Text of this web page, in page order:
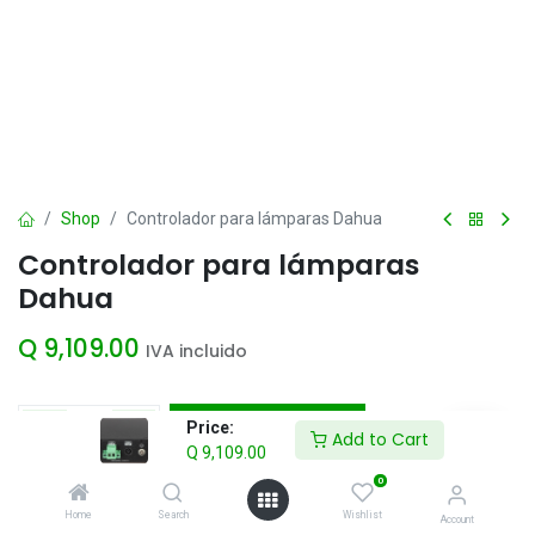
Price:
Q 9,109.00
Add to Cart
Home Search
0
Wishlist Account
Shop Controlador para lámparas Dahua
Controlador para lámparas
Dahua
Q 9,109.00 IVA incluido
Add to Cart
Agregar a la lista de deseos